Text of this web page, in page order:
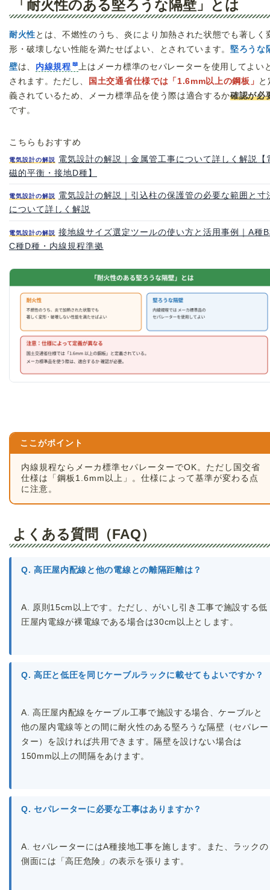
「耐火性のある堅ろうな隔壁」とは
耐火性 とは、不燃性のうち、炎により加熱された状態でも著しく
形・破壊しない性能を満たせばよい、とされています。 堅ろうな
壁は、 内線規程
上はメーカ標準のセパレーターを使用してよい
されます。ただし、
国土交通省仕様では「1.6mm以上の鋼板」 と
義されているため、メーカ標準品を使う際は適合するか確認が必
です。
こちらもおすすめ
電気設計の解説
電気設計の解説｜金属管工事について詳しく解説【
磁的平衡・接地D種】
電気設計の解説
電気設計の解説｜引込柱の保護管の必要な範囲と寸
について詳しく解説
電気設計の解説
接地線サイズ選定ツールの使い方と活用事例｜A種
C種D種・内線規程準拠
ここがポイント
内線規程ならメーカ標準セパレーターでOK。ただし国交省
仕様は「鋼板1.6mm以上」。仕様によって基準が変わる点
に注意。
よくある質問（FAQ）
Q. 高圧屋内配線と他の電線との離隔距離は？
A. 原則15cm以上です。ただし、がいし引き工事で施設する低
圧屋内電線が裸電線である場合は30cm以上とします。
Q. 高圧と低圧を同じケーブルラックに載せてもよいですか？
A. 高圧屋内配線をケーブル工事で施設する場合、ケーブルと
他の屋内電線等との間に耐火性のある堅ろうな隔壁（セパレー
ター）を設ければ共用できます。隔壁を設けない場合は
150mm以上の間隔をあけます。
Q. セパレーターに必要な工事はありますか？
A. セパレーターにはA種接地工事を施します。また、ラックの
側面には「高圧危険」の表示を張ります。